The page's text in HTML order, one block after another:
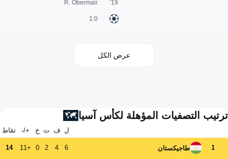
R. Obermair
0:1
19'
عرض الكل
ترتيب التصفيات المؤهلة لكأس آسيا
ل ف ت خ +/- نقاط
1 طاجيكستان 6
4
2
0
+11
14